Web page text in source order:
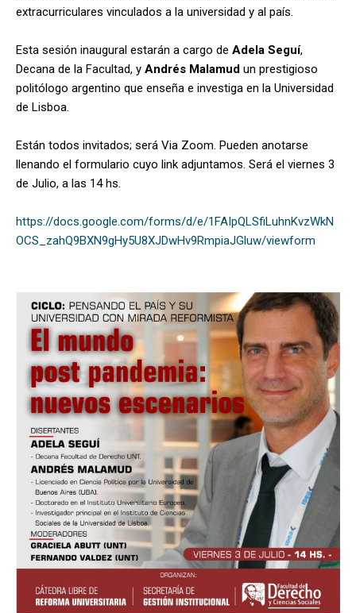
extracurriculares vinculados a la universidad y al país.
Esta sesión inaugural estarán a cargo de Adela Seguí,
Decana de la Facultad, y Andrés Malamud un prestigioso
politólogo argentino que enseña e investiga en la Universidad
de Lisboa.
Están todos invitados; será Via Zoom. Pueden anotarse
llenando el formulario cuyo link adjuntamos. Será el viernes 3
de Julio, a las 14 hs.
https://docs.google.com/forms/d/e/1FAIpQLSfiLuhnKvzWkN
OCS_zahQ9BXN9gHy5U8XJDwHv9RmpiaJGluw/viewform